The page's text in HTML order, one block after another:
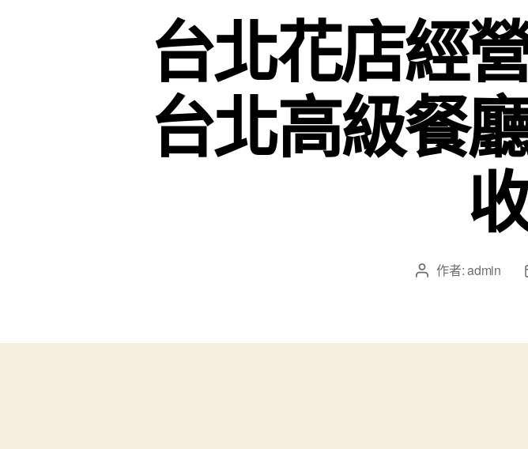
台北花店經
台北高級餐
文 作者:admin